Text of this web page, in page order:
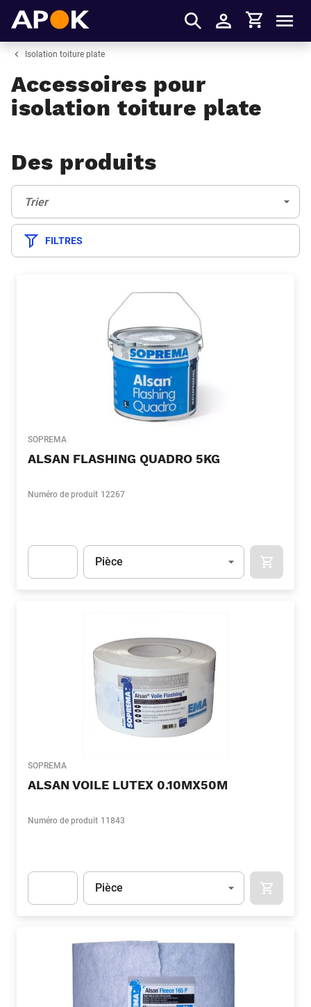
S'identifier
Panier
Isolation toiture plate
Accessoires pour
isolation toiture plate
Des produits
Trier:
Trier
FILTRES
SOPREMA
ALSAN FLASHING QUADRO 5KG
Numéro de produit 12267
Unité
Pièce
SOPREMA
ALSAN VOILE LUTEX 0.10MX50M
Numéro de produit 11843
Unité
Pièce